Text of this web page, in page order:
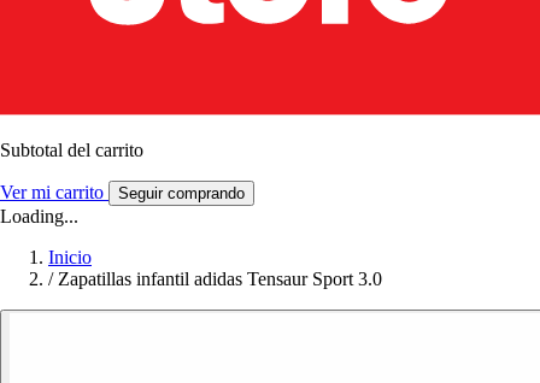
Subtotal del carrito
Ver mi carrito Seguir comprando
Loading...
Inicio
/ Zapatillas infantil adidas Tensaur Sport 3.0